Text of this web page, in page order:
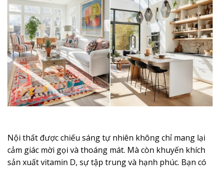
Nội thất được chiếu sáng tự nhiên không chỉ mang lại
cảm giác mời gọi và thoáng mát. Mà còn khuyến khích
sản xuất vitamin D, sự tập trung và hạnh phúc. Bạn có